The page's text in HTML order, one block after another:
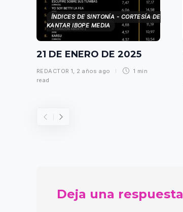
ÍNDICES DE SINTONÍA - CORTESÍA DE
KANTAR IBOPE MEDIA
21 DE ENERO DE 2025
REDACTOR 1, 2 años ago
1 min
read
Deja una respuesta